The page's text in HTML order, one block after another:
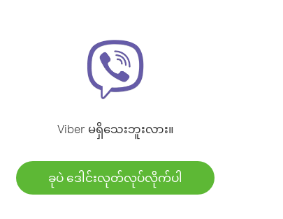
Viber မရှိသေးဘူးလား။
ခုပဲ ဒေါင်းလုတ်လုပ်လိုက်ပါ